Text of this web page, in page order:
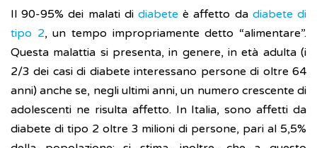
Il 90-95% dei malati di diabete è affetto da diabete di
tipo 2, un tempo impropriamente detto “alimentare”.
Questa malattia si presenta, in genere, in età adulta (i
2/3 dei casi di diabete interessano persone di oltre 64
anni) anche se, negli ultimi anni, un numero crescente di
adolescenti ne risulta affetto. In Italia, sono affetti da
diabete di tipo 2 oltre 3 milioni di persone, pari al 5,5%